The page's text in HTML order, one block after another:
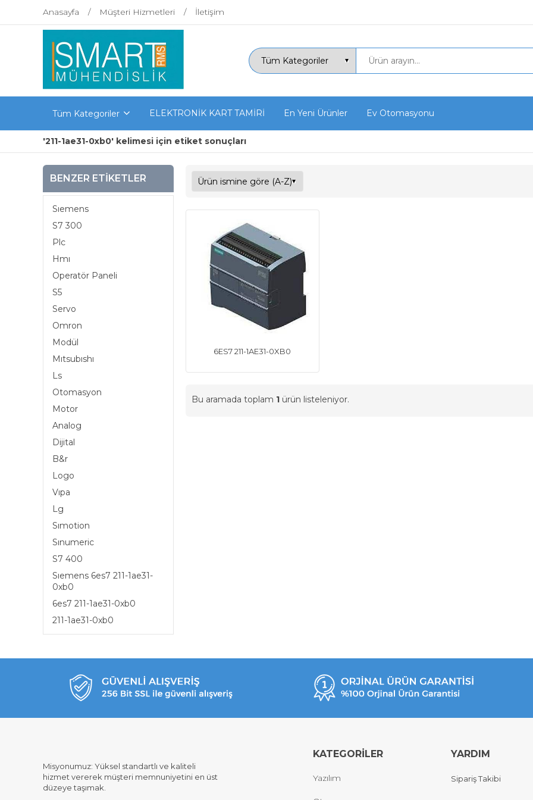
Anasayfa Müşteri Hizmetleri İletişim
Tüm Kategoriler ELEKTRONİK KART TAMİRİ En Yeni Ürünler Ev Otomasyonu
'211-1ae31-0xb0' kelimesi için etiket sonuçları
BENZER ETIKETLER
Sıemens
S7 300
Plc
Hmı
Operatör Paneli
S5
Servo
Omron
Modül
Mıtsubıshı
Ls
Otomasyon
Motor
Analog
Dijital
B&r
Logo
Vıpa
Lg
Sımotion
Sınumeric
S7 400
Sıemens 6es7 211-1ae31-
0xb0
6es7 211-1ae31-0xb0
211-1ae31-0xb0
6ES7 211-1AE31-0XB0
Bu aramada toplam 1 ürün listeleniyor.
Misyonumuz: Yüksel standartlı ve kaliteli
hizmet vererek müşteri memnuniyetini en üst
düzeye taşımak.
KATEGORİLER
Yazılım
YARDIM
Sipariş Takibi